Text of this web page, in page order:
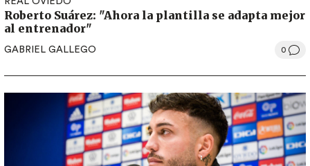
Roberto Suárez: "Ahora la plantilla se adapta mejor
al entrenador"
GABRIEL GALLEGO 0